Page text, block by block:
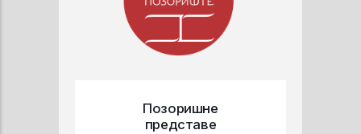
Позоришне
представе